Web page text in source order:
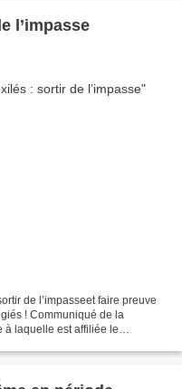
l’impasse
de l’impasseet faire preuve
! Communiqué de la
à laquelle est affiliée le